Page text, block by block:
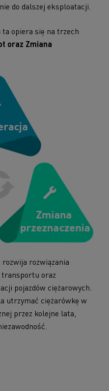
do dalszej eksploatacji.
opiera się na trzech
oraz Zmiana
rozwiązania
transportu oraz
pojazdów ciężarowych.
utrzymać ciężarówkę w
przez kolejne lata,